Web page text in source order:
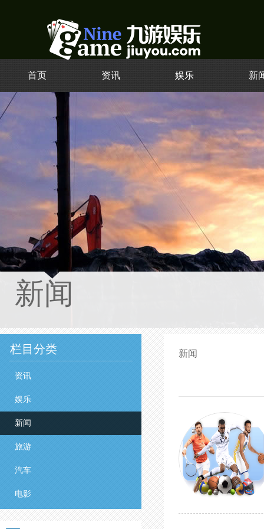
首页 资讯 娱乐 新
新闻
栏目分类
资讯
娱乐
新闻
旅游
汽车
电影
新闻